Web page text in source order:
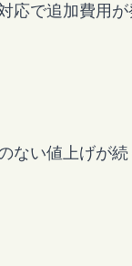
応で追加費用
ない値上げが